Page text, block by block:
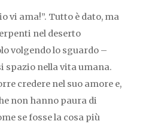
vi ama!”. Tutto è dato, ma
nel deserto
volgendo lo sguardo –
spazio nella vita umana.
credere nel suo amore e,
non hanno paura di
se fosse la cosa più